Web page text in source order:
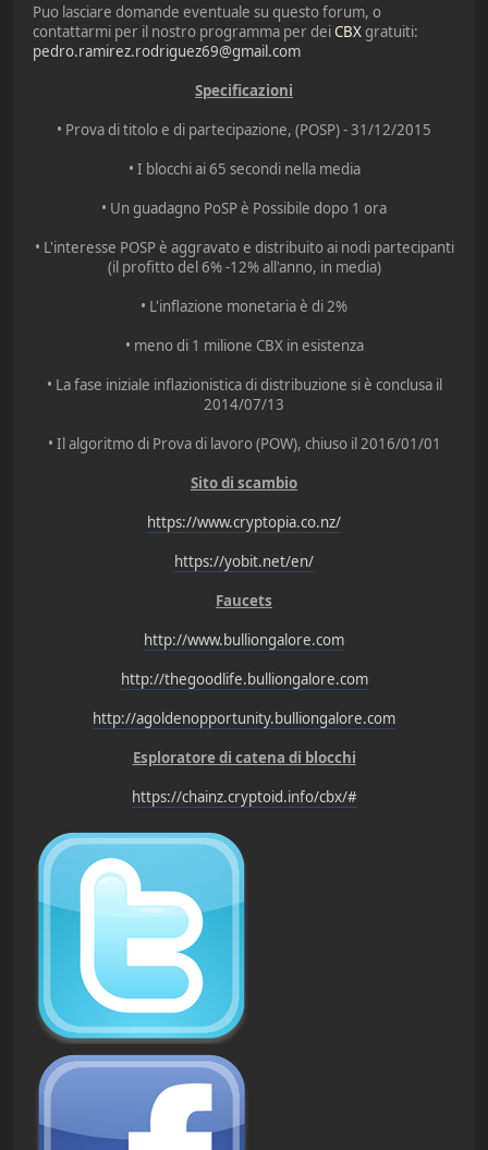
Puo lasciare domande eventuale su questo forum, o
contattarmi per il nostro programma per deiCBXgratuiti:
pedro.ramirez.rodriguez69@gmail.com
Specificazioni
• Prova di titolo e di partecipazione, (POSP) - 31/12/2015
• I blocchi ai 65 secondi nella media
• Un guadagno PoSP è Possibile dopo 1 ora
• L'interesse POSP è aggravato e distribuito ai nodi partecipanti
(il profitto del 6% -12% all'anno, in media)
• L'inflazione monetaria è di 2%
• meno di 1 milione CBX in esistenza
• La fase iniziale inflazionistica di distribuzione si è conclusa il
2014/07/13
• Il algoritmo di Prova di lavoro (POW), chiuso il 2016/01/01
Sito di scambio
https://www.cryptopia.co.nz/
https://yobit.net/en/
Faucets
http://www.bulliongalore.com
http://thegoodlife.bulliongalore.com
http://agoldenopportunity.bulliongalore.com
Esploratore di catena di blocchi
https://chainz.cryptoid.info/cbx/#